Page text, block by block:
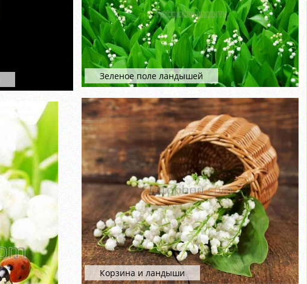
Зеленое поле ландышей
Корзина и ландыши